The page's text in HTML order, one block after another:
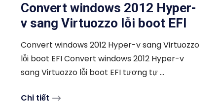
Convert windows 2012 Hyper-
v sang Virtuozzo lỗi boot EFI
Convert windows 2012 Hyper-v sang Virtuozzo
lỗi boot EFI Convert windows 2012 Hyper-v
sang Virtuozzo lỗi boot EFI tương tự ...
Chi tiết